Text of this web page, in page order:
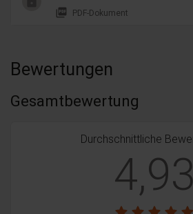
picture_as_pdf PDF-Dokument
Bewertungen
Gesamtbewertung
Durchschnittliche
4,93